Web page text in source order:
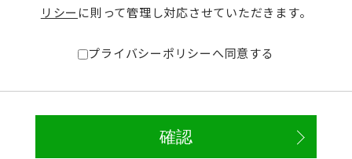
リシー に則って管理し対応させていただきます。
プライバシーポリシーへ同意する